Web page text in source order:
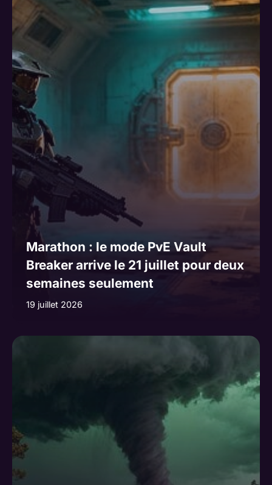
Marathon : le mode PvE Vault
Breaker arrive le 21 juillet pour deux
semaines seulement
19 juillet 2026